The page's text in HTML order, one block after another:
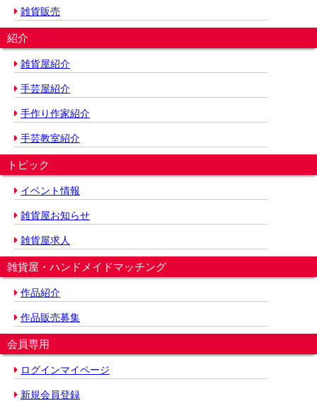
雑貨販売
紹介
雑貨屋紹介
手芸屋紹介
手作り作家紹介
手芸教室紹介
トピック
イベント情報
雑貨屋お知らせ
雑貨屋求人
雑貨屋・ハンドメイドマッチング
作品紹介
作品販売募集
会員専用
ログインマイページ
新規会員登録